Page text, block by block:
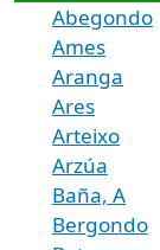
Abegondo
Ames
Aranga
Ares
Arteixo
Arzúa
Baña, A
Bergondo